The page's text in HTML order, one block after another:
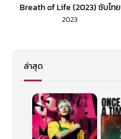
Breath of Life (2023) ซับไทย
2023
ล่าสุด